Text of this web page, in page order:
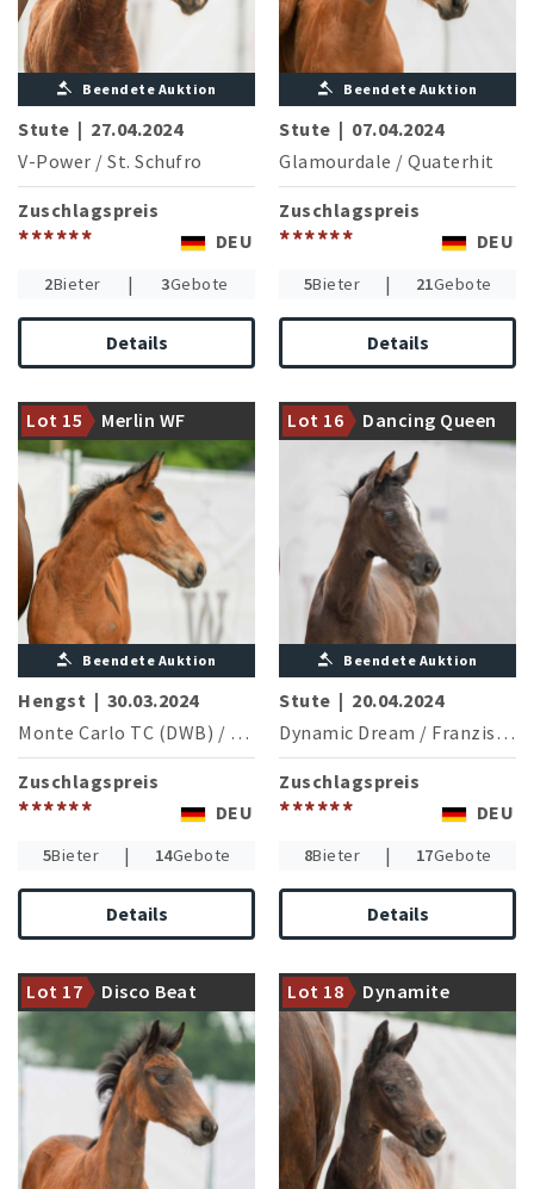
Beendete Auktion
Stute | 27.04.2024
V-Power / St. Schufro
Zuschlagspreis
****** DEU
2Bieter | 3Gebote
Details
Beendete Auktion
Stute | 07.04.2024
Glamourdale / Quaterhit
Zuschlagspreis
****** DEU
5Bieter | 21Gebote
Details
Lot 15 Merlin WF
Mutterstamm der
Multichampionesse
Weihegold (I.Weth/GER)
Beendete Auktion
Hengst | 30.03.2024
Monte Carlo TC (DWB) / De Niro
Zuschlagspreis
****** DEU
5Bieter | 14Gebote
Details
Lot 16 Dancing Queen
Dynamic Dream mit einer
weiteren interessanten
Tochter
Beendete Auktion
Stute | 20.04.2024
Dynamic Dream / Franziskus
Zuschlagspreis
****** DEU
8Bieter | 17Gebote
Details
Lot 17 Disco Beat
Mutterstamm der
Vererberlegende Fidermark
Lot 18 Dynamite
Mutterstamm des Di Sandro
OLD, erfolgreich U25
Europameisterschaft
(D.Porsche/AUT)